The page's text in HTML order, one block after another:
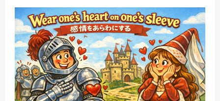
イ
デ
ィ
オ
ム
で
読
み
解
く
英
語
の